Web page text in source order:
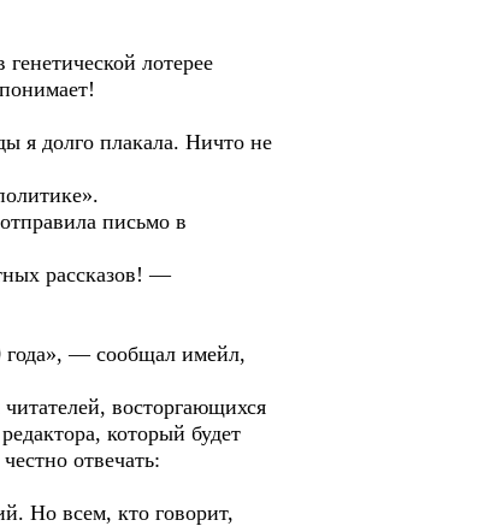
лотерее
я долго плакала. Ничто не
письмо в
рассказов! —
года», — сообщал имейл,
восторгающихся
который будет
отвечать:
Но всем, кто говорит,